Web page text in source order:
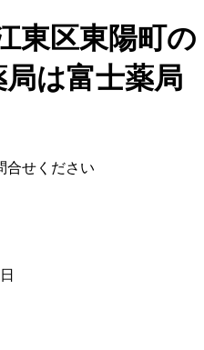
東区東陽町の
は富士薬局
せください